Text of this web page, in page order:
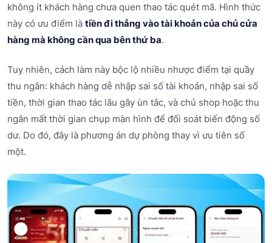
không ít khách hàng chưa quen thao tác quét mã. Hình thức
này có ưu điểm là tiền đi thẳng vào tài khoản của chủ cửa
hàng mà không cần qua bên thứ ba.
Tuy nhiên, cách làm này bộc lộ nhiều nhược điểm tại quầy
thu ngân: khách hàng dễ nhập sai số tài khoản, nhập sai số
tiền, thời gian thao tác lâu gây ùn tắc, và chủ shop hoặc thu
ngân mất thời gian chụp màn hình để đối soát biến động số
dư. Do đó, đây là phương án dự phòng thay vì ưu tiên số
một.